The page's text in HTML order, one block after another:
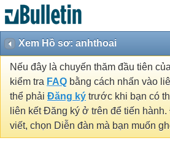
Xem Hồ sơ: anhthoai
Nếu đây là chuyến thăm đầu tiên
kiểm tra FAQ bằng cách nhấn vào
thể phải Đăng ký trước khi bạn có
liên kết Đăng ký ở trên để tiến
viết, chọn Diễn đàn mà bạn muốn